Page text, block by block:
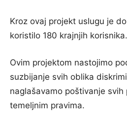
Kroz ovaj projekt uslugu je
koristilo 180 krajnjih korisnika.
Ovim projektom nastojimo
suzbijanje svih oblika
naglašavamo poštivanje svih
temeljnim pravima.